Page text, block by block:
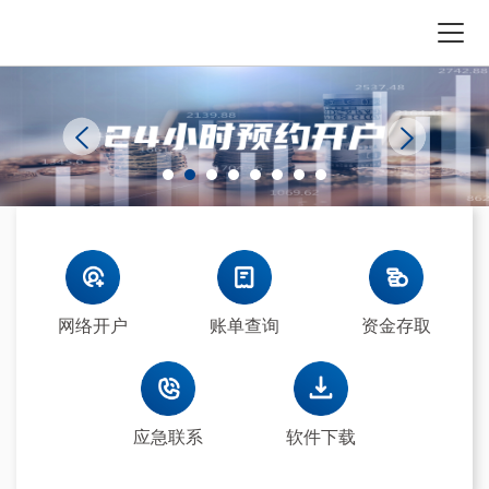
网络开户 账单查询 资金存取
应急联系 软件下载